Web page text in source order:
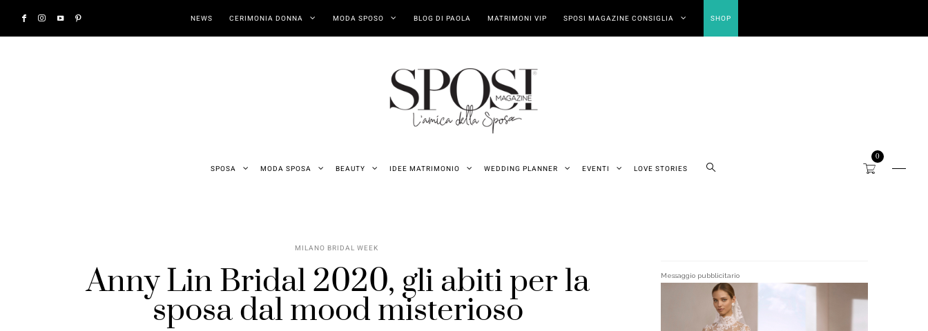
NEWS CERIMONIA DONNA MODA SPOSO BLOG DI PAOLA MATRIMONI VIP SPOSI MAGAZINE CONSIGLIA SHOP
SPOSA MODA SPOSA BEAUTY IDEE MATRIMONIO WEDDING PLANNER EVENTI LOVE STORIES
0
MILANO BRIDAL WEEK
Anny Lin Bridal 2020, gli abiti per la
sposa dal mood misterioso
Messaggio pubblicitario